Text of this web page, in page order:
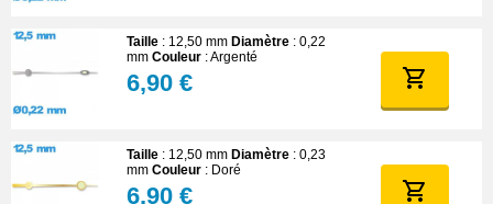
Taille : 12,50 mm Diamètre : 0,22
mm Couleur : Argenté
6,90 €
Taille : 12,50 mm Diamètre : 0,23
mm Couleur : Doré
6,90 €